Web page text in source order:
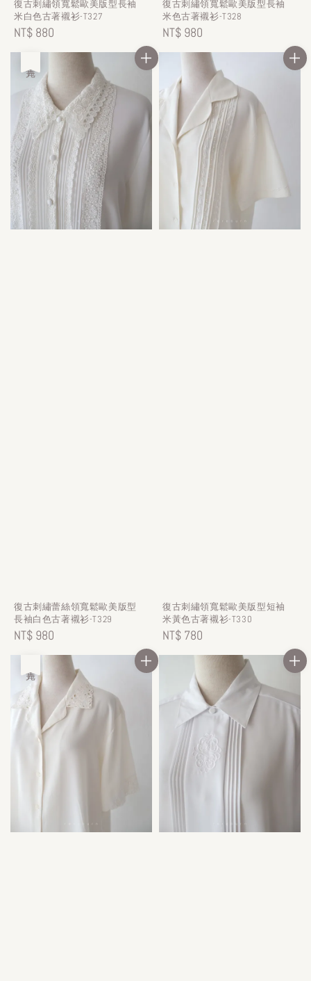
復古刺繡領寬鬆歐美版型長袖
米白色古著襯衫-T327
Regular
price
NT$ 880
復古刺繡領寬鬆歐美版型長袖
米色古著襯衫-T328
Regular
price
NT$ 980
復古刺繡蕾絲領寬鬆歐美版型
長袖白色古著襯衫-T329
Regular
price
NT$ 980
復古刺繡領寬鬆歐美版型短袖
米黃色古著襯衫-T330
Regular
price
NT$ 780